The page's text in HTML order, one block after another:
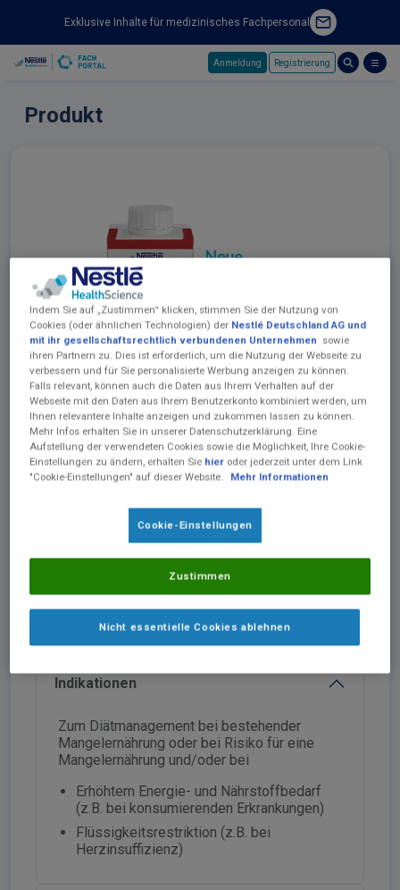
Exklusive Inhalte für medizinisches Fachpersonal
Anmeldung Registrierung
Produkt
Hochkalorische Trinknahrung. Lebensmittel für
besondere medizinische Zwecke (bilanzierte Diät).
Zum Diätmanagement bei bestehender
Mangelernährung oder bei Risiko für eine
Gratis Musterbox bestellen
Indikationen
Zum Diätmanagement bei bestehender
Mangelernährung oder bei Risiko für eine
Mangelernährung und/oder bei
Erhöhtem Energie- und Nährstoffbedarf
(z.B. bei konsumierenden Erkrankungen)
Flüssigkeitsrestriktion (z.B. bei
Herzinsuffizienz)
Indem Sie auf „Zustimmen“ klicken, stimmen Sie der Nutzung von
Cookies (oder ähnlichen Technologien) der Nestlé Deutschland AG und
mit ihr gesellschaftsrechtlich verbundenen Unternehmen sowie
ihren Partnern zu. Dies ist erforderlich, um die Nutzung der Webseite zu
verbessern und für Sie personalisierte Werbung anzeigen zu können.
Falls relevant, können auch die Daten aus Ihrem Verhalten auf der
Webseite mit den Daten aus Ihrem Benutzerkonto kombiniert werden, um
Ihnen relevantere Inhalte anzeigen und zukommen lassen zu können.
Mehr Infos erhalten Sie in unserer Datenschutzerklärung. Eine
Aufstellung der verwendeten Cookies sowie die Möglichkeit, Ihre Cookie-
Einstellungen zu ändern, erhalten Sie hier oder jederzeit unter dem Link
"Cookie-Einstellungen" auf dieser Website.
Mehr Informationen
Cookie-Einstellungen
Nicht essentielle Cookies ablehnen
Zustimmen